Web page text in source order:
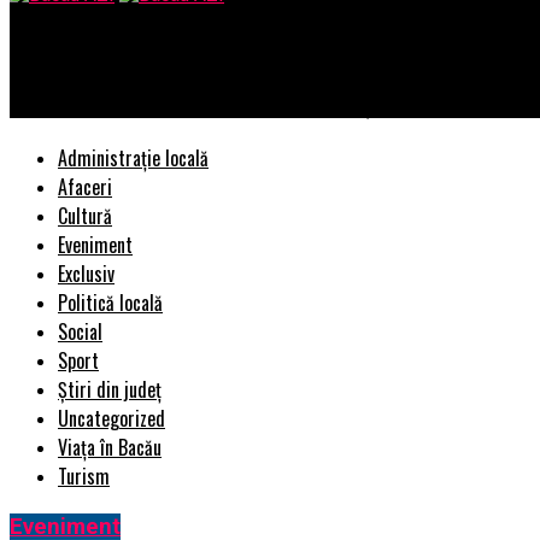
Administrație locală
Afaceri
Cultură
Eveniment
Exclusiv
Politică locală
Social
Sport
Știri din județ
Uncategorized
Viața în Bacău
Turism
Eveniment